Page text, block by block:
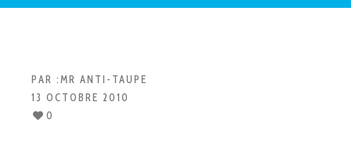
PAR :MR ANTI-TAUPE
13 OCTOBRE 2010
0